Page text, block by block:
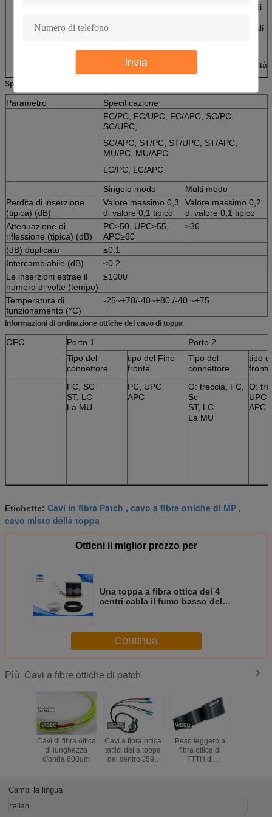
Invia
duplicazione di
attenuazione di
intercambiabilità
Specifiche di prestazioni
Parametro
Specificazione
FC/PC, FC/UPC, FC/APC, SC/PC,
SC/UPC,
SC/APC, ST/PC, ST/UPC, ST/APC,
MU/PC, MU/APC
LC/PC, LC/APC
Singolo modo
Multi modo
Perdita di inserzione
(tipica) (dB)
Valore massimo 0,3
di valore 0,1 tipico
Valore massimo 0,2
di valore 0,1 tipico
Attenuazione di
riflessione (tipica) (dB)
PC≥50, UPC≥55,
APC≥60
≥36
(dB) duplicato
≤0.1
Intercambiabile (dB)
≤0.2
Le inserzioni estrae il
numero di volte (tempo)
≥1000
Temperatura di
funzionamento (°C)
-25~+70/-40~+80 /-40 ~+75
Informazioni di ordinazione ottiche del cavo di toppa
OFC Porto 1
Porto 2
Tipo del
connettore
tipo del Fine-
fronte
Tipo del
connettore
tipo
fronte
FC, SC
ST, LC
La MU
PC, UPC
APC
O: treccia, FC,
Sc
ST, LC
La MU
O:
UPC
APC
Etichette: Cavi in fibra Patch , cavo a fibre ottiche di MP ,
cavo misto della toppa
Ottieni il miglior prezzo per
Una toppa a fibra ottica dei 4
centri cabla il fumo basso del
Continua
Più Cavi a fibre ottiche di patch
Cavi di fibra ottica
di lunghezza
d'onda 600um
Cavi a fibra ottica
tattici della toppa
del centro J599
Peso leggero a
fibra ottica di
FTTH di
Cambi la lingua
Italian